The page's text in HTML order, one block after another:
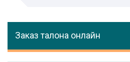
Заказ талона онлайн